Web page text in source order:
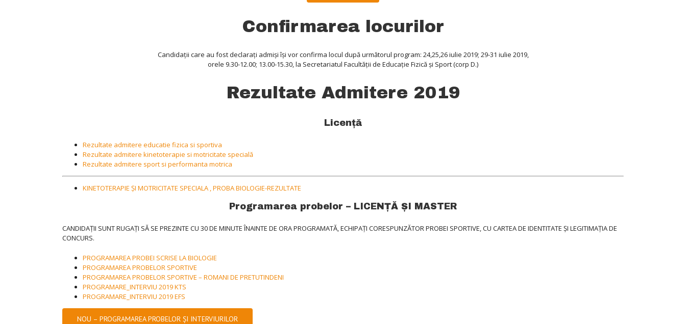
Confirmarea locurilor
Candidații care au fost declarați admiși își vor confirma locul după următorul program: 24,25,26 iulie 2019; 29-31 iulie 2019,
orele 9.30-12.00; 13.00-15.30, la Secretariatul Facultății de Educație Fizică și Sport (corp D.)
Rezultate Admitere 2019
Licență
Rezultate admitere educatie fizica si sportiva
Rezultate admitere kinetoterapie si motricitate specială
Rezultate admitere sport si performanta motrica
KINETOTERAPIE ŞI MOTRICITATE SPECIALA , PROBA BIOLOGIE-REZULTATE
Programarea probelor – LICENȚĂ ȘI MASTER
CANDIDAŢII SUNT RUGAŢI SĂ SE PREZINTE CU 30 DE MINUTE ÎNAINTE DE ORA PROGRAMATĂ, ECHIPAŢI CORESPUNZĂTOR PROBEI SPORTIVE, CU CARTEA DE IDENTITATE ŞI LEGITIMAŢIA DE
CONCURS.
PROGRAMAREA PROBEI SCRISE LA BIOLOGIE
PROGRAMAREA PROBELOR SPORTIVE
PROGRAMAREA PROBELOR SPORTIVE – ROMANI DE PRETUTINDENI
PROGRAMARE_INTERVIU 2019 KTS
PROGRAMARE_INTERVIU 2019 EFS
NOU – PROGRAMAREA PROBELOR ȘI INTERVIURILOR